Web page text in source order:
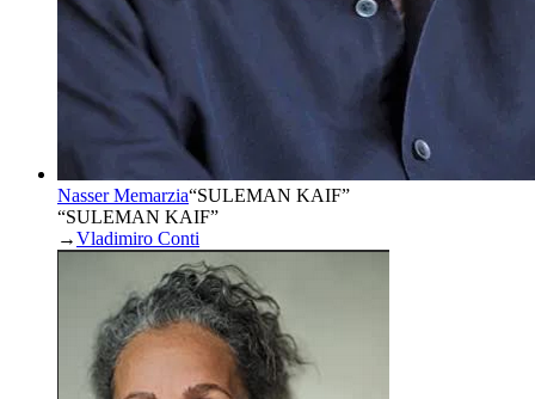
Nasser Memarzia“SULEMAN KAIF”
“SULEMAN KAIF”
→Vladimiro Conti